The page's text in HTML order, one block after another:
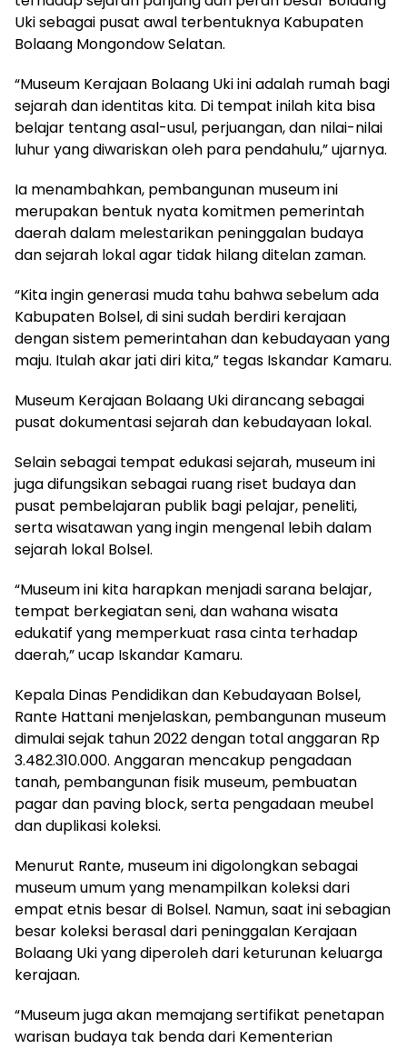
Uki sebagai pusat awal terbentuknya Kabupaten
Bolaang Mongondow Selatan.
“Museum Kerajaan Bolaang Uki ini adalah rumah bagi
sejarah dan identitas kita. Di tempat inilah kita bisa
belajar tentang asal-usul, perjuangan, dan nilai-nilai
luhur yang diwariskan oleh para pendahulu,” ujarnya.
Ia menambahkan, pembangunan museum ini
merupakan bentuk nyata komitmen pemerintah
daerah dalam melestarikan peninggalan budaya
dan sejarah lokal agar tidak hilang ditelan zaman.
“Kita ingin generasi muda tahu bahwa sebelum ada
Kabupaten Bolsel, di sini sudah berdiri kerajaan
dengan sistem pemerintahan dan kebudayaan yang
maju. Itulah akar jati diri kita,” tegas Iskandar Kamaru.
Museum Kerajaan Bolaang Uki dirancang sebagai
pusat dokumentasi sejarah dan kebudayaan lokal.
Selain sebagai tempat edukasi sejarah, museum ini
juga difungsikan sebagai ruang riset budaya dan
pusat pembelajaran publik bagi pelajar, peneliti,
serta wisatawan yang ingin mengenal lebih dalam
sejarah lokal Bolsel.
“Museum ini kita harapkan menjadi sarana belajar,
tempat berkegiatan seni, dan wahana wisata
edukatif yang memperkuat rasa cinta terhadap
daerah,” ucap Iskandar Kamaru.
Kepala Dinas Pendidikan dan Kebudayaan Bolsel,
Rante Hattani menjelaskan, pembangunan museum
dimulai sejak tahun 2022 dengan total anggaran Rp
3.482.310.000. Anggaran mencakup pengadaan
tanah, pembangunan fisik museum, pembuatan
pagar dan paving block, serta pengadaan meubel
dan duplikasi koleksi.
Menurut Rante, museum ini digolongkan sebagai
museum umum yang menampilkan koleksi dari
empat etnis besar di Bolsel. Namun, saat ini sebagian
besar koleksi berasal dari peninggalan Kerajaan
Bolaang Uki yang diperoleh dari keturunan keluarga
kerajaan.
“Museum juga akan memajang sertifikat penetapan
warisan budaya tak benda dari Kementerian